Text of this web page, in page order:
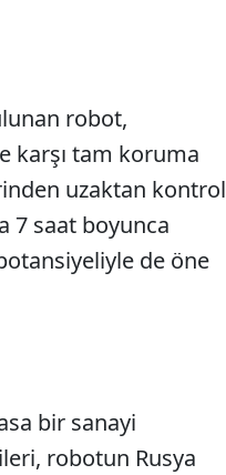
robot,
karşı tam koruma
uzaktan kontrol
7 saat boyunca
de öne
bir sanayi
robotun Rusya